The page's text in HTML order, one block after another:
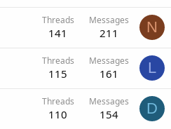
Threads
141
Messages
211 N
Threads
115
Messages
161 L
Threads
110
Messages
154 D